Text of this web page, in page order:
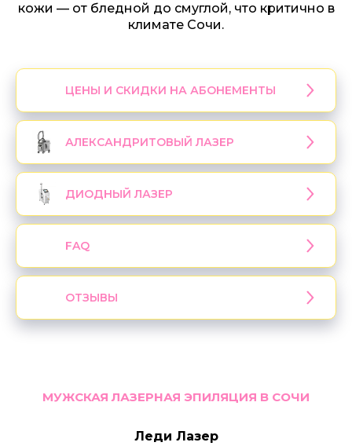
кожи — от бледной до смуглой, что критично в
климате Сочи.
ЦЕНЫ И СКИДКИ НА АБОНЕМЕНТЫ
АЛЕКСАНДРИТОВЫЙ ЛАЗЕР
ДИОДНЫЙ ЛАЗЕР
FAQ
ОТЗЫВЫ
МУЖСКАЯ ЛАЗЕРНАЯ ЭПИЛЯЦИЯ В СОЧИ
Леди Лазер